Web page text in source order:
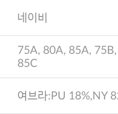
네이비
75A, 80A, 85A,
85C
여브라:PU 18%,NY